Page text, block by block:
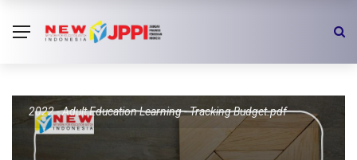
2022 - Adult Education Learning - Tracking Budget.pdf